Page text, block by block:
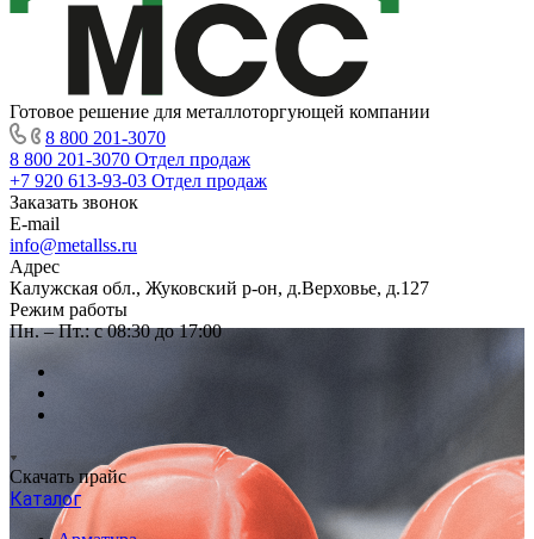
Готовое решение для металлоторгующей компании
8 800 201-3070
8 800 201-3070 Отдел продаж
+7 920 613-93-03 Отдел продаж
Заказать звонок
E-mail
info@metallss.ru
Адрес
Калужская обл., Жуковский р-он, д.Верховье, д.127
Режим работы
Пн. – Пт.: с 08:30 до 17:00
Скачать прайс
Каталог